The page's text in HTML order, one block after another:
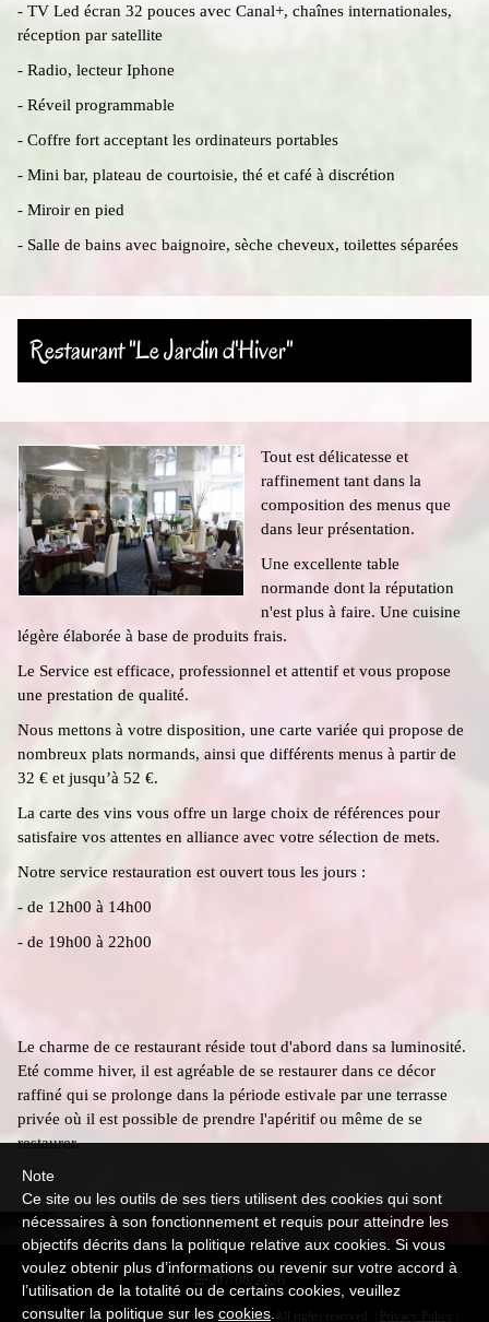
- TV Led écran 32 pouces avec Canal+, chaînes internationales,
réception par satellite
- Radio, lecteur Iphone
- Réveil programmable
- Coffre fort acceptant les ordinateurs portables
- Mini bar, plateau de courtoisie, thé et café à discrétion
- Miroir en pied
- Salle de bains avec baignoire, sèche cheveux, toilettes séparées
Restaurant "Le Jardin d'Hiver"
Tout est délicatesse et
raffinement tant dans la
composition des menus que
dans leur présentation.
Une excellente table
normande dont la réputation
n'est plus à faire. Une cuisine
légère élaborée à base de produits frais.
Le Service est efficace, professionnel et attentif et vous propose
une prestation de qualité.
Nous mettons à votre disposition, une carte variée qui propose de
nombreux plats normands, ainsi que différents menus à partir de
32 € et jusqu’à 52 €.
La carte des vins vous offre un large choix de références pour
satisfaire vos attentes en alliance avec votre sélection de mets.
Notre service restauration est ouvert tous les jours :
- de 12h00 à 14h00
- de 19h00 à 22h00
Le charme de ce restaurant réside tout d'abord dans sa luminosité.
Eté comme hiver, il est agréable de se restaurer dans ce décor
raffiné qui se prolonge dans la période estivale par une terrasse
privée où il est possible de prendre l'apéritif ou même de se
restaurer.
07/08/2026
© Copyright 2026 Hôtel La Bertelière - Rouen. All rights reserved. | Privacy Policy
Note
Ce site ou les outils de ses tiers utilisent des cookies qui sont
nécessaires à son fonctionnement et requis pour atteindre les
objectifs décrits dans la politique relative aux cookies. Si vous
voulez obtenir plus d’informations ou revenir sur votre accord à
l’utilisation de la totalité ou de certains cookies, veuillez
consulter la politique sur les cookies